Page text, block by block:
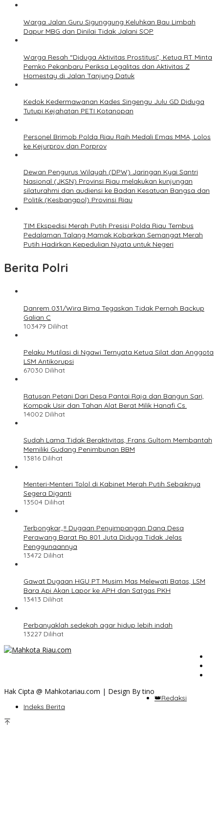
Warga Jalan Guru Sigunggung Keluhkan Bau Limbah
Dapur MBG dan Dinilai Tidak Jalani SOP
Warga Resah “Diduga Aktivitas Prostitusi”, Ketua RT Minta
Pemko Pekanbaru Periksa Legalitas dan Aktivitas Z
Homestay di Jalan Tanjung Datuk
Kedok Kedermawanan Kades Singengu Julu GD Diduga
Tutupi Kejahatan PETI Kotanopan
Personel Brimob Polda Riau Raih Medali Emas MMA, Lolos
ke Kejurprov dan Porprov
Dewan Pengurus Wilayah (DPW) Jaringan Kyai Santri
Nasional (JKSN) Provinsi Riau melakukan kunjungan
silaturahmi dan audiensi ke Badan Kesatuan Bangsa dan
Politik (Kesbangpol) Provinsi Riau
TIM Ekspedisi Merah Putih Presisi Polda Riau Tembus
Pedalaman Talang Mamak Kobarkan Semangat Merah
Putih Hadirkan Kepedulian Nyata untuk Negeri
Berita Polri
Danrem 031/Wira Bima Tegaskan Tidak Pernah Backup
Galian C
103479 Dilihat
Pelaku Mutilasi di Ngawi Ternyata Ketua Silat dan Anggota
LSM Antikorupsi
67030 Dilihat
Ratusan Petani Dari Desa Pantai Raja dan Bangun Sari,
Kompak Usir dan Tahan Alat Berat Milik Hanafi Cs.
14002 Dilihat
Sudah Lama Tidak Beraktivitas, Frans Gultom Membantah
Memiliki Gudang Penimbunan BBM
13816 Dilihat
Menteri-Menteri Tolol di Kabinet Merah Putih Sebaiknya
Segera Diganti
13504 Dilihat
Terbongkar,,!! Dugaan Penyimpangan Dana Desa
Perawang Barat Rp 801 Juta Diduga Tidak Jelas
Penggunaannya
13472 Dilihat
Gawat Dugaan HGU PT Musim Mas Melewati Batas, LSM
Bara Api Akan Lapor ke APH dan Satgas PKH
13413 Dilihat
Perbanyaklah sedekah agar hidup lebih indah
13227 Dilihat
Hak Cipta @ Mahkotariau.com | Design By tino
👑Redaksi
Indeks Berita